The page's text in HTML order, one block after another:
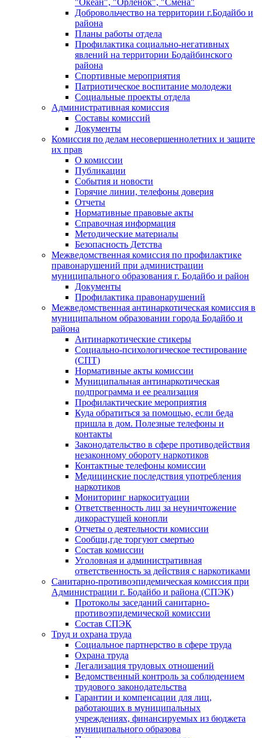
"Океан", "Орленок", "Смена"
Добровольчество на территории г.Бодайбо и
района
Планы работы отдела
Профилактика социально-негативных
явлений на территории Бодайбинского
района
Спортивные мероприятия
Патриотическое воспитание молодежи
Социальные проекты отдела
Административная комиссия
Составы комиссий
Документы
Комиссия по делам несовершеннолетних и защите
их прав
О комиссии
Публикации
События и новости
Горячие линии, телефоны доверия
Отчеты
Нормативные правовые акты
Справочная информация
Методические материалы
Безопасность Детства
Межведомственная комиссия по профилактике
правонарушений при администрации
муниципального образования г. Бодайбо и район
Документы
Профилактика правонарушений
Межведомственная антинаркотическая комиссия в
муниципальном образовании города Бодайбо и
района
Антинаркотические стикеры
Социально-психологическое тестирование
(СПТ)
Нормативные акты комиссии
Муниципальная антинаркотическая
подпрограмма и ее реализация
Профилактические мероприятия
Куда обратиться за помощью, если беда
пришла в дом. Полезные телефоны и
контакты
Законодательство в сфере противодействия
незаконному обороту наркотиков
Контактные телефоны комиссии
Медицинские последствия употребления
наркотиков
Мониторинг наркоситуации
Ответственность лиц за неуничтожение
дикорастущей конопли
Отчеты о деятельности комиссии
Сообщи,где торгуют смертью
Состав комиссии
Уголовная и административная
ответственность за действия с наркотиками
Санитарно-противоэпидемическая комиссия при
Администрации г. Бодайбо и района (СПЭК)
Протоколы заседаний санитарно-
противоэпидемической комиссии
Состав СПЭК
Труд и охрана труда
Социальное партнерство в сфере труда
Охрана труда
Легализация трудовых отношений
Ведомственный контроль за соблюдением
трудового законодательства
Гарантии и компенсации для лиц,
работающих в муниципальных
учреждениях, финансируемых из бюджета
муниципального образова